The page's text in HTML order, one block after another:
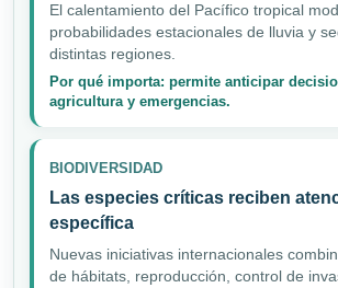
El calentamiento del Pacífico tropical
probabilidades estacionales de lluvia y
distintas regiones.
Por qué importa: permite anticipar
agricultura y emergencias.
BIODIVERSIDAD
Las especies críticas reciben
específica
Nuevas iniciativas internacionales
de hábitats, reproducción, control de